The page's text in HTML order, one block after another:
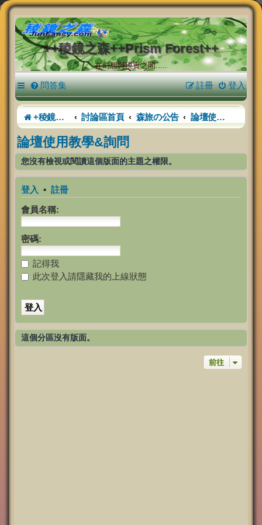
++稜鏡之森++Prism Forest++
在幻想與現實之間.....
問答集 登入
註冊
+稜鏡之森+ 討論區首頁 森旅の公告 論壇使用教學&詢問
論壇使用教學&詢問
您沒有檢視或閱讀這個版面的主題之權限。
登入 • 註冊
會員名稱:
密碼:
記得我
此次登入請隱藏我的上線狀態
這個分區沒有版面。
前往